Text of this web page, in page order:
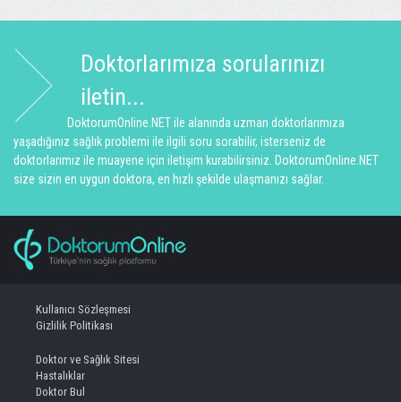
Doktorlarımıza sorularınızı
iletin...
DoktorumOnline.NET ile alanında uzman doktorlarımıza
yaşadığınız sağlık problemi ile ilgili soru sorabilir, isterseniz de
doktorlarımız ile muayene için iletişim kurabilirsiniz. DoktorumOnline.NET
size sizin en uygun doktora, en hızlı şekilde ulaşmanızı sağlar.
Kullanıcı Sözleşmesi
Gizlilik Politikası
Doktor ve Sağlık Sitesi
Hastalıklar
Doktor Bul